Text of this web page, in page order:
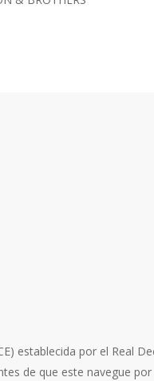
establecida por el Real
de que este navegue por